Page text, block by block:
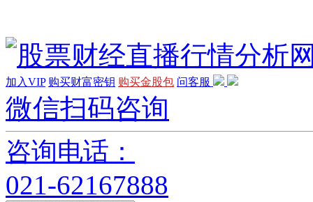
加入VIP 购买财富密钥 购买金股包 问客服
微信扫码咨询
咨询电话：
021-62167888